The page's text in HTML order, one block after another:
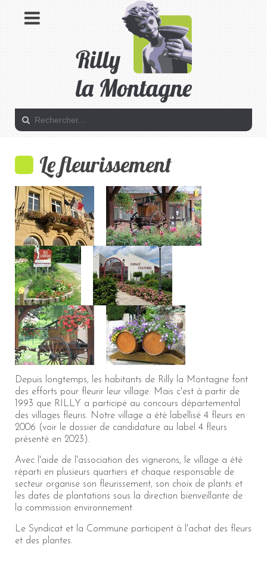
Le fleurissement
Depuis longtemps, les habitants de Rilly la Montagne font
des efforts pour fleurir leur village. Mais c'est à partir de
1993 que RILLY a participé au concours départemental
des villages fleuris. Notre village a été labellisé 4 fleurs en
2006 (voir le dossier de candidature au label 4 fleurs
présenté en 2023).
Avec l'aide de l'association des vignerons, le village a été
réparti en plusieurs quartiers et chaque responsable de
secteur organise son fleurissement, son choix de plants et
les dates de plantations sous la direction bienveillante de
la commission environnement.
Le Syndicat et la Commune participent à l'achat des fleurs
et des plantes.